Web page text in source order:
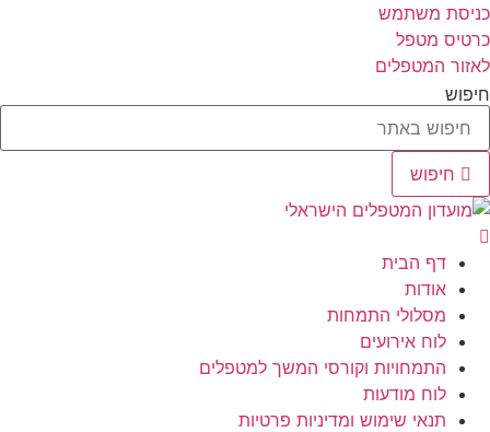
דלג
לתוכן
כניסת משתמש
כרטיס מטפל
לאזור המטפלים
חיפוש
חיפוש
דף הבית
אודות
מסלולי התמחות
לוח אירועים
התמחויות וקורסי המשך למטפלים
לוח מודעות
תנאי שימוש ומדיניות פרטיות